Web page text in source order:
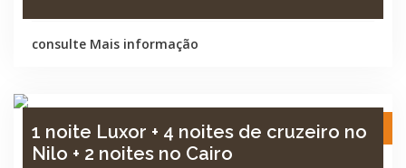
consulte Mais informação
8 Dia / 7 Noite
1 noite Luxor + 4 noites de cruzeiro no
Nilo + 2 noites no Cairo